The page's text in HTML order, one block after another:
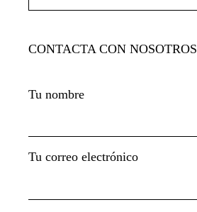
CONTACTA CON NOSOTROS
Tu nombre
Tu correo electrónico